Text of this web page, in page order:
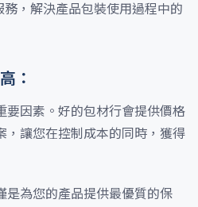
務，解決產品包裝使用過程中的
：
要因素。好的包材行會提供價格
，讓您在控制成本的同時，獲得
是為您的產品提供最優質的保